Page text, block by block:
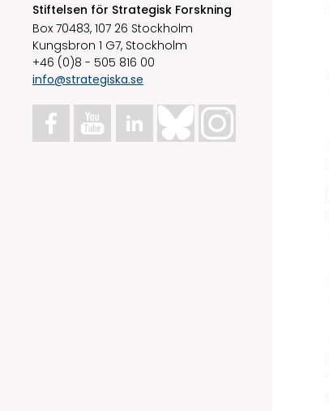
Stiftelsen för Strategisk Forskning
Box 70483, 107 26 Stockholm
Kungsbron 1 G7, Stockholm
+46 (0)8 - 505 816 00
info@strategiska.se